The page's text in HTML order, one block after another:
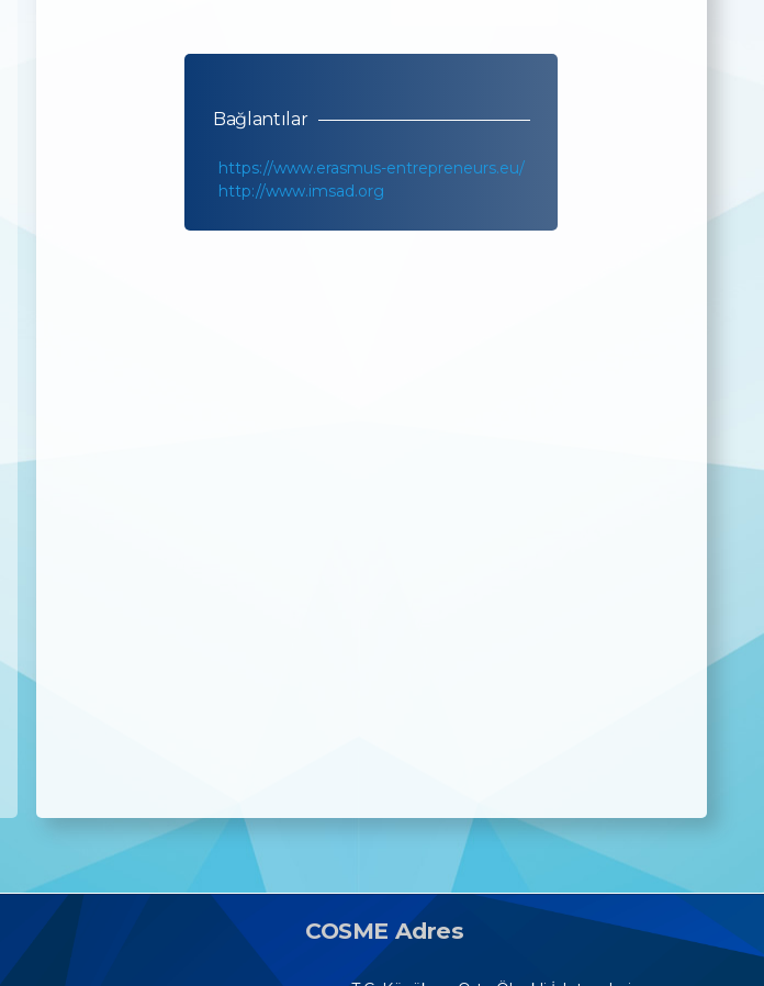
Bağlantılar
https://www.erasmus-entrepreneurs.eu/
http://www.imsad.org
COSME Adres